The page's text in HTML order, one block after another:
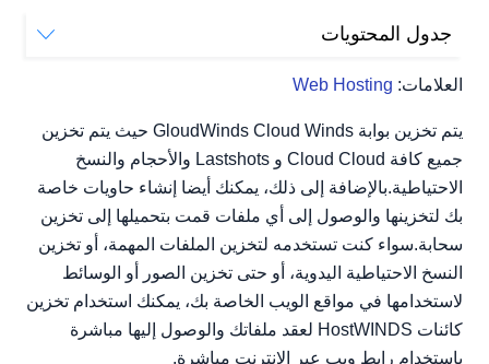
العلامات: Web Hosting
جدول المحتويات
كيفية الوصول إلى الملفات الخاصة بك في تخزين كائن
كيفية تحميل الملفات إلى تخزين كائن الخاص بك
كيفية عرض الملفات المخزنة
يتم تخزين بوابة GloudWinds Cloud Winds حيث يتم تخزين
جميع كافة Cloud Cloud و Lastshots والأحجام والنسخ
الاحتياطية.بالإضافة إلى ذلك، يمكنك أيضا إنشاء حاويات خاصة
بك لتخزينها والوصول إلى أي ملفات قمت بتحميلها إلى تخزين
سحابة.سواء كنت تستخدمه لتخزين الملفات المهمة، أو تخزين
النسخ الاحتياطية اليدوية، أو حتى تخزين الصور أو الوسائط
لاستخدامها في مواقع الويب الخاصة بك، يمكنك استخدام تخزين
كائنات HostWINDS لعقد ملفاتك والوصول إليها مباشرة
باستخدام رابط ويب عبر الإنترنت مباشرة.